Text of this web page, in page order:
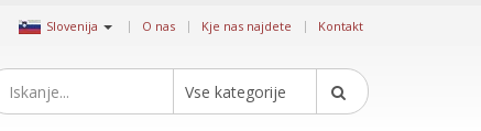
Slovenija | O nas Kje nas najdete Kontakt
Vse kategorije